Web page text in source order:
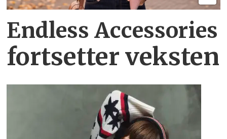
Endless Accessories
fortsetter veksten